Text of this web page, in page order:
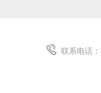
联系电话：